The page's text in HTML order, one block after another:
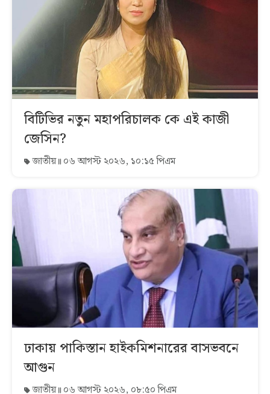
বিটিভির নতুন মহাপরিচালক কে এই কাজী
জেসিন?
জাতীয় ০৬ আগস্ট ২০২৬, ১০:১৫ পিএম
ঢাকায় পাকিস্তান হাইকমিশনারের বাসভবনে
আগুন
জাতীয় ০৬ আগস্ট ২০২৬, ০৮:৫০ পিএম